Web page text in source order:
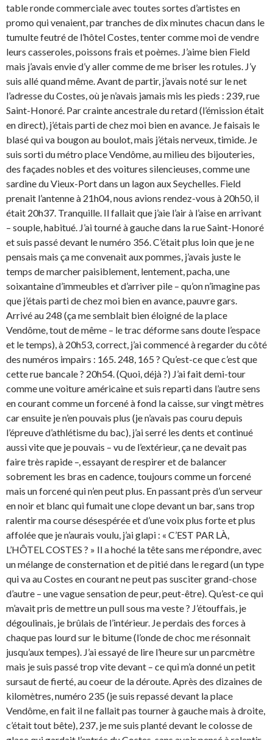
table ronde commerciale avec toutes sortes d’artistes en
promo qui venaient, par tranches de dix minutes chacun dans le
tumulte feutré de l’hôtel Costes, tenter comme moi de vendre
leurs casseroles, poissons frais et poèmes. J’aime bien Field
mais j’avais envie d’y aller comme de me briser les rotules. J’y
suis allé quand même. Avant de partir, j’avais noté sur le net
l’adresse du Costes, où je n’avais jamais mis les pieds : 239, rue
Saint-Honoré. Par crainte ancestrale du retard (l’émission était
en direct), j’étais parti de chez moi bien en avance. Je faisais le
blasé qui va bougon au boulot, mais j’étais nerveux, timide. Je
suis sorti du métro place Vendôme, au milieu des bijouteries,
des façades nobles et des voitures silencieuses, comme une
sardine du Vieux-Port dans un lagon aux Seychelles. Field
prenait l’antenne à 21h04, nous avions rendez-vous à 20h50, il
était 20h37. Tranquille. Il fallait que j’aie l’air à l’aise en arrivant
– souple, habitué. J’ai tourné à gauche dans la rue Saint-Honoré
et suis passé devant le numéro 356. C’était plus loin que je ne
pensais mais ça me convenait aux pommes, j’avais juste le
temps de marcher paisiblement, lentement, pacha, une
soixantaine d’immeubles et d’arriver pile – qu’on n’imagine pas
que j’étais parti de chez moi bien en avance, pauvre gars.
Arrivé au 248 (ça me semblait bien éloigné de la place
Vendôme, tout de même – le trac déforme sans doute l’espace
et le temps), à 20h53, correct, j’ai commencé à regarder du côté
des numéros impairs : 165. 248, 165 ? Qu’est-ce que c’est que
cette rue bancale ? 20h54. (Quoi, déjà ?) J’ai fait demi-tour
comme une voiture américaine et suis reparti dans l’autre sens
en courant comme un forcené à fond la caisse, sur vingt mètres
car ensuite je n’en pouvais plus (je n’avais pas couru depuis
l’épreuve d’athlétisme du bac), j’ai serré les dents et continué
aussi vite que je pouvais – vu de l’extérieur, ça ne devait pas
faire très rapide –, essayant de respirer et de balancer
sobrement les bras en cadence, toujours comme un forcené
mais un forcené qui n’en peut plus. En passant près d’un serveur
en noir et blanc qui fumait une clope devant un bar, sans trop
ralentir ma course désespérée et d’une voix plus forte et plus
affolée que je n’aurais voulu, j’ai glapi : « C’EST PAR LÀ,
L’HÔTEL COSTES ? » Il a hoché la tête sans me répondre, avec
un mélange de consternation et de pitié dans le regard (un type
qui va au Costes en courant ne peut pas susciter grand-chose
d’autre – une vague sensation de peur, peut-être). Qu’est-ce qui
m’avait pris de mettre un pull sous ma veste ? J’étouffais, je
dégoulinais, je brûlais de l’intérieur. Je perdais des forces à
chaque pas lourd sur le bitume (l’onde de choc me résonnait
jusqu’aux tempes). J’ai essayé de lire l’heure sur un parcmètre
mais je suis passé trop vite devant – ce qui m’a donné un petit
sursaut de fierté, au coeur de la déroute. Après des dizaines de
kilomètres, numéro 235 (je suis repassé devant la place
Vendôme, en fait il ne fallait pas tourner à gauche mais à droite,
c’était tout bête), 237, je me suis planté devant le colosse de